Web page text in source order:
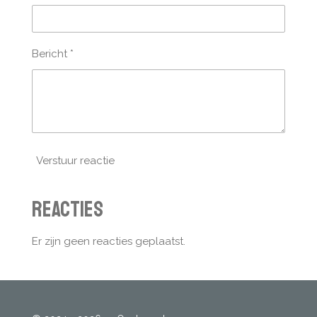
Bericht *
Verstuur reactie
Reacties
Er zijn geen reacties geplaatst.